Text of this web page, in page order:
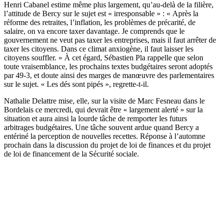
Henri Cabanel estime même plus largement, qu’au-delà de la filière,
l’attitude de Bercy sur le sujet est « irresponsable » : « Après la
réforme des retraites, l’inflation, les problèmes de précarité, de
salaire, on va encore taxer davantage. Je comprends que le
gouvernement ne veut pas taxer les entreprises, mais il faut arrêter de
taxer les citoyens. Dans ce climat anxiogène, il faut laisser les
citoyens souffler. » À cet égard, Sébastien Pla rappelle que selon
toute vraisemblance, les prochains textes budgétaires seront adoptés
par 49-3, et doute ainsi des marges de manœuvre des parlementaires
sur le sujet. « Les dés sont pipés », regrette-t-il.
Nathalie Delattre mise, elle, sur la visite de Marc Fesneau dans le
Bordelais ce mercredi, qui devrait être « largement alerté » sur la
situation et aura ainsi la lourde tâche de remporter les futurs
arbitrages budgétaires. Une tâche souvent ardue quand Bercy a
entériné la perception de nouvelles recettes. Réponse à l’automne
prochain dans la discussion du projet de loi de finances et du projet
de loi de financement de la Sécurité sociale.